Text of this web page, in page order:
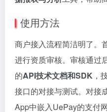
使用方法
商户接入流程简洁明了。
进行资质审核。审核通过
的API技术文档和SDK ，
接口的对接与测试。对接
App中嵌入UePay的支付